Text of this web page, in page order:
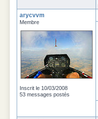
arycvvm
Membre
Inscrit le 10/03/2008
53 messages postés